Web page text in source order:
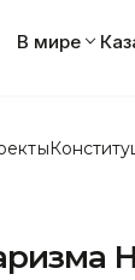
В мире